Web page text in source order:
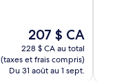
Le
prix
est
de
207 $ CA
228 $ CA au total
(taxes et frais compris)
Du 31 août au 1 sept.